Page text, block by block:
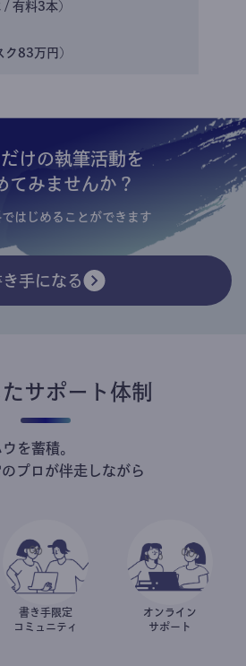
/ 有料3本)
ク83万円)
けの執筆活動を
てみませんか？
はじめることができます
手になる
サポート体制
を蓄積。
プロが伴走しながら
書き手限定
コミュニティ
オンライン
サポート